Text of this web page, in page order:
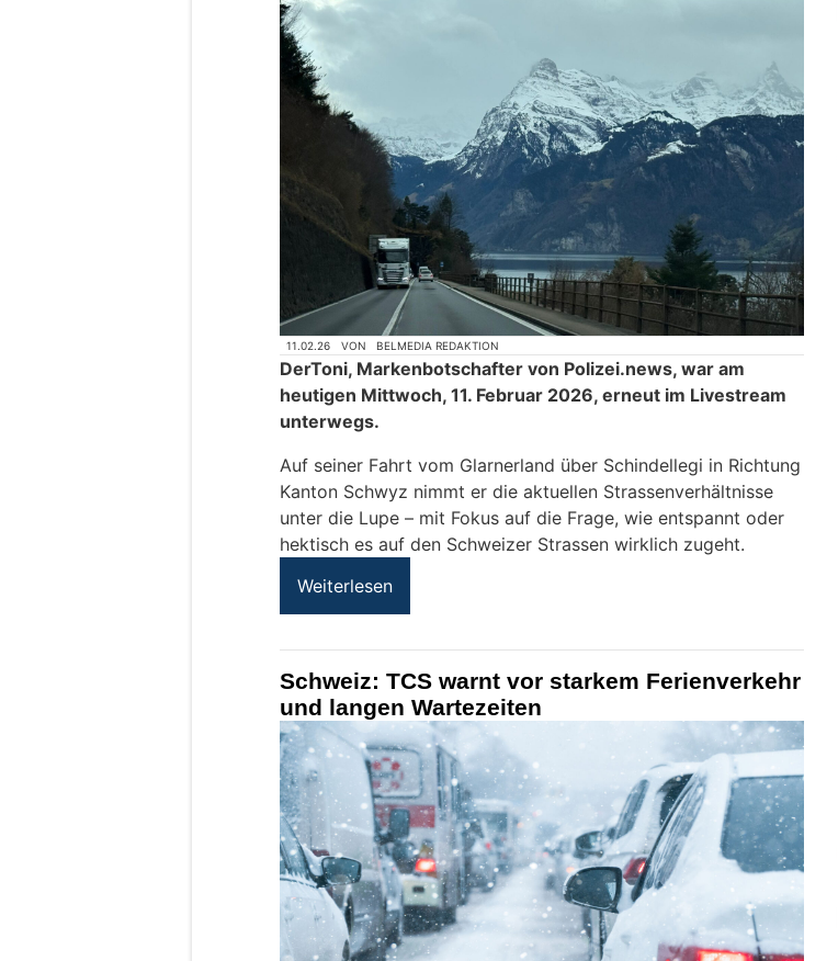
11.02.26 VON BELMEDIA REDAKTION
DerToni, Markenbotschafter von Polizei.news, war am
heutigen Mittwoch, 11. Februar 2026, erneut im Livestream
unterwegs.
Auf seiner Fahrt vom Glarnerland über Schindellegi in Richtung
Kanton Schwyz nimmt er die aktuellen Strassenverhältnisse
unter die Lupe – mit Fokus auf die Frage, wie entspannt oder
hektisch es auf den Schweizer Strassen wirklich zugeht.
Weiterlesen
Schweiz: TCS warnt vor starkem Ferienverkehr
und langen Wartezeiten